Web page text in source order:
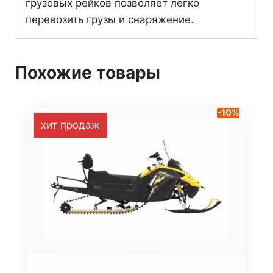
грузовых рейков позволяет легко
перевозить грузы и снаряжение.
Похожие товары
хит продаж
-10%